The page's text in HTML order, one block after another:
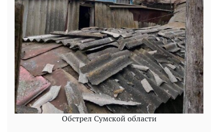
Обстрел Сумской области